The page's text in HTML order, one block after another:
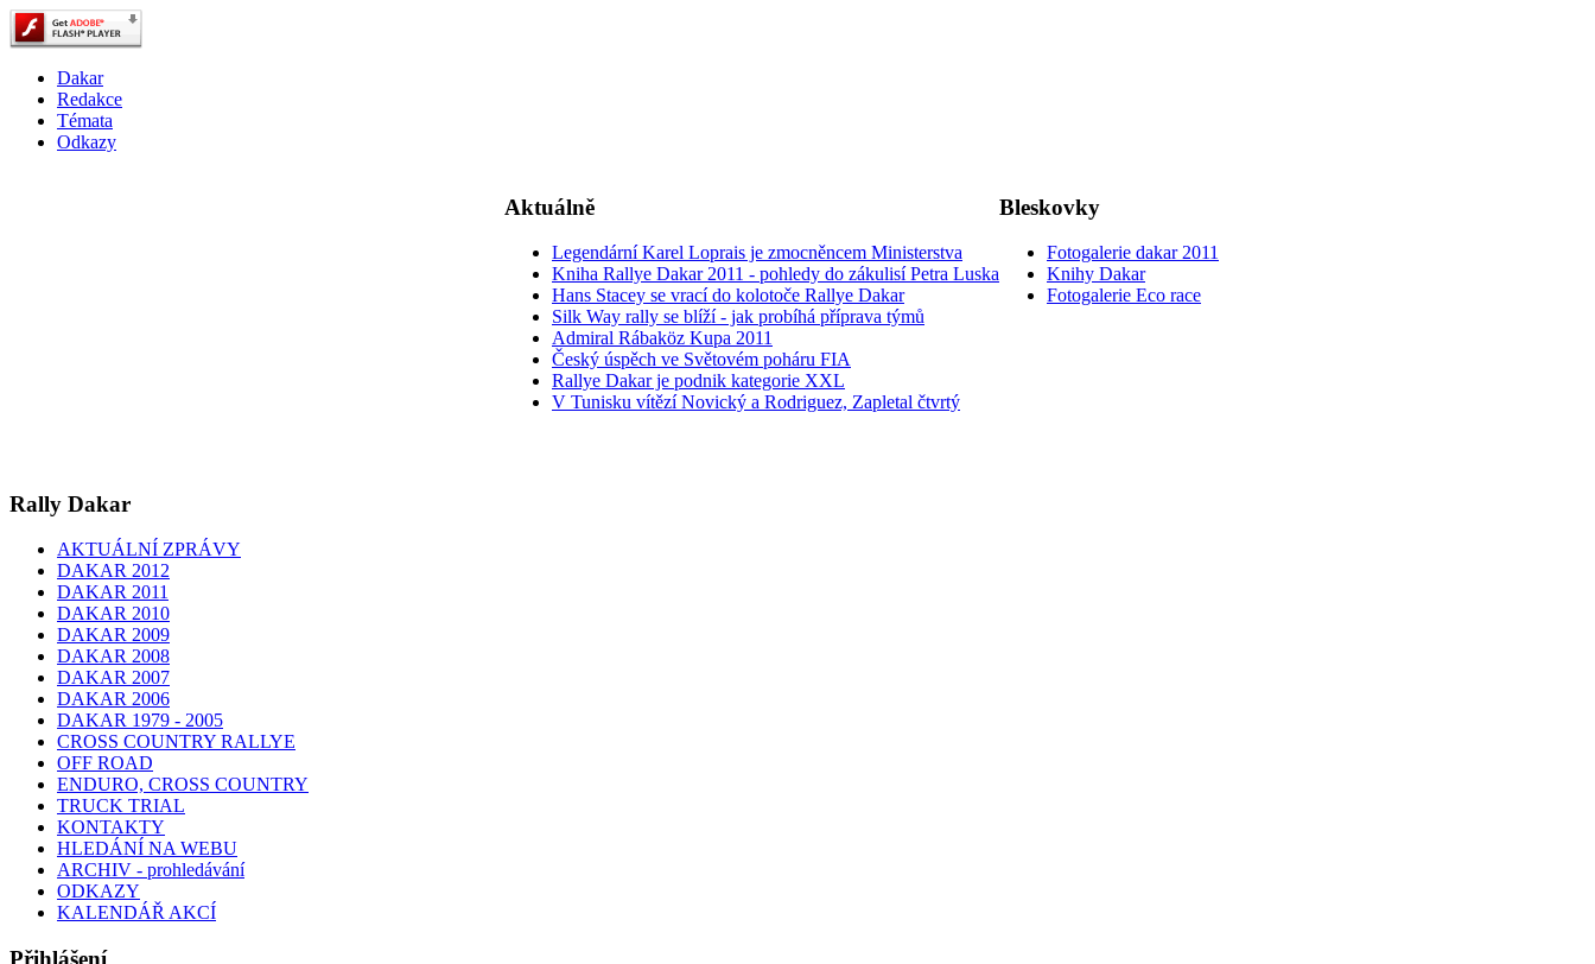
Dakar
Redakce
Témata
Odkazy
Aktuálně
Legendární Karel Loprais je zmocněncem Ministerstva
Kniha Rallye Dakar 2011 - pohledy do zákulisí Petra Luska
Hans Stacey se vrací do kolotoče Rallye Dakar
Silk Way rally se blíží - jak probíhá příprava týmů
Admiral Rábaköz Kupa 2011
Český úspěch ve Světovém poháru FIA
Rallye Dakar je podnik kategorie XXL
V Tunisku vítězí Novický a Rodriguez, Zapletal čtvrtý
Bleskovky
Fotogalerie dakar 2011
Knihy Dakar
Fotogalerie Eco race
Rally Dakar
AKTUÁLNÍ ZPRÁVY
DAKAR 2012
DAKAR 2011
DAKAR 2010
DAKAR 2009
DAKAR 2008
DAKAR 2007
DAKAR 2006
DAKAR 1979 - 2005
CROSS COUNTRY RALLYE
OFF ROAD
ENDURO, CROSS COUNTRY
TRUCK TRIAL
KONTAKTY
HLEDÁNÍ NA WEBU
ARCHIV - prohledávání
ODKAZY
KALENDÁŘ AKCÍ
Přihlášení